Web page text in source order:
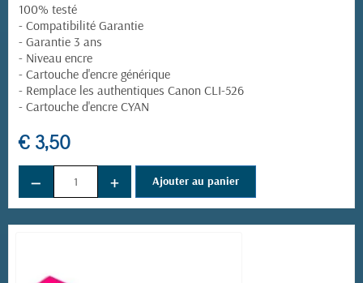
100% testé
- Compatibilité Garantie
- Garantie 3 ans
- Niveau encre
- Cartouche d'encre générique
- Remplace les authentiques Canon CLI-526
- Cartouche d'encre CYAN
€ 3,50
− + Ajouter au panier